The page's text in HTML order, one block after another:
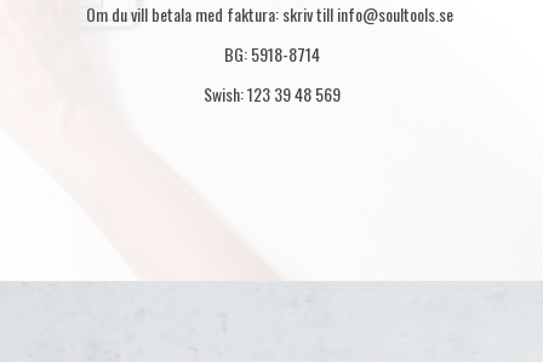
Om du vill betala med faktura: skriv till info@soultools.se
BG: 5918-8714
Swish: 123 39 48 569